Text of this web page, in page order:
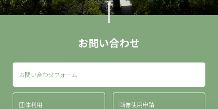
お問い合わせ
お問い合わせフォーム
団体利用 画像使用申請